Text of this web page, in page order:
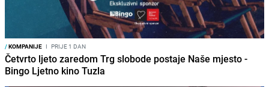
/KOMPANIJE I PRIJE 1 DAN
Četvrto ljeto zaredom Trg slobode postaje Naše mjesto -
Bingo Ljetno kino Tuzla